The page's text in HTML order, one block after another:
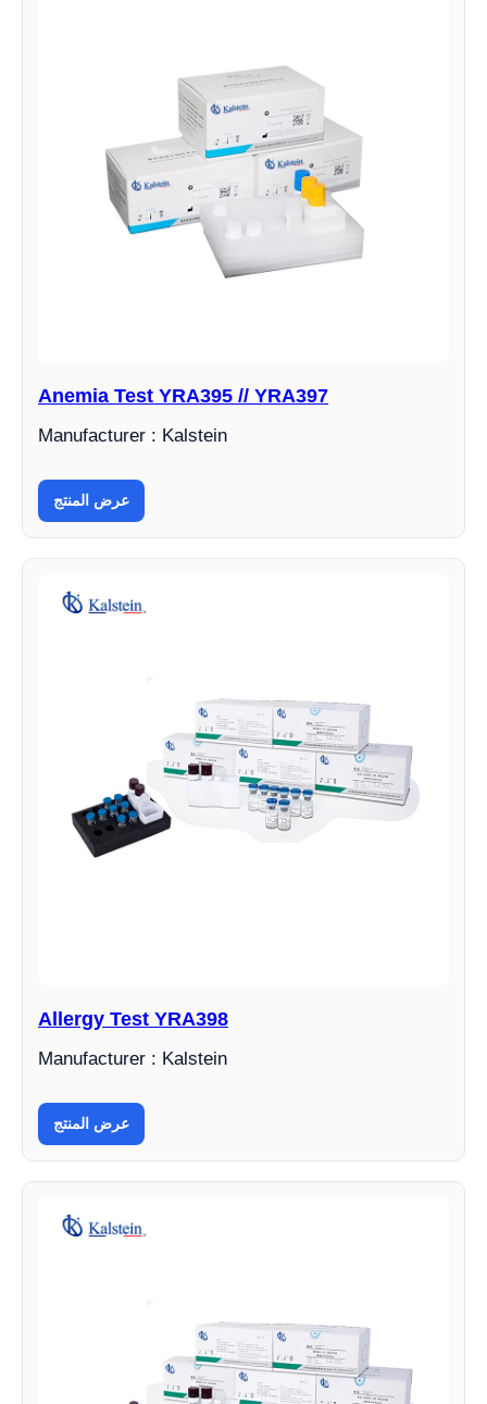
Anemia Test YRA395 // YRA397
Manufacturer : Kalstein
عرض المنتج
Allergy Test YRA398
Manufacturer : Kalstein
عرض المنتج